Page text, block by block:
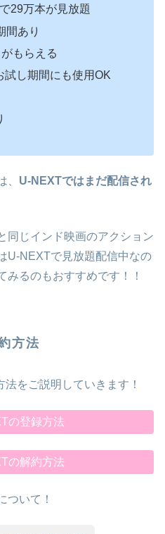
29万本が見放題
間あり
もらえる
試し期間にも使用OK
、 U-NEXTではまだ配信され
同じインド映画のアクション
U-NEXTで見放題配信中なの
みるのもおすすめです！！
方法
をご説明していきます！
の登録方法
の解約方法
ついて！